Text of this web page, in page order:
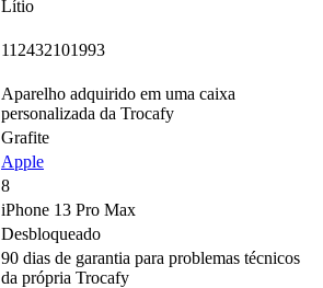
Lítio
112432101993
Aparelho adquirido em uma caixa
personalizada da Trocafy
Grafite
Apple
8
iPhone 13 Pro Max
Desbloqueado
90 dias de garantia para problemas técnicos
da própria Trocafy